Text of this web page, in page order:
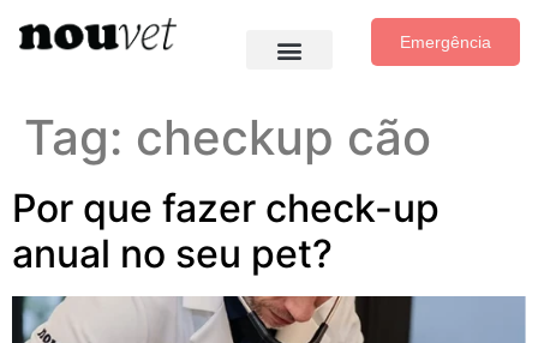
Emergência
Tag: checkup cão
Por que fazer check-up
anual no seu pet?